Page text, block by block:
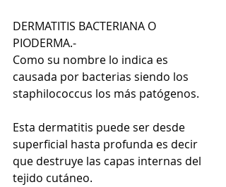
DERMATITIS BACTERIANA O
PIODERMA.-
Como su nombre lo indica es
causada por bacterias siendo los
staphilococcus los más patógenos.
Esta dermatitis puede ser desde
superficial hasta profunda es decir
que destruye las capas internas del
tejido cutáneo.